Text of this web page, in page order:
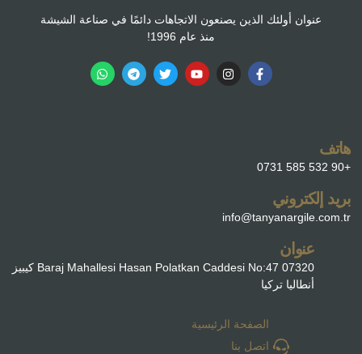
عنوان أولئك الذين يصنعون الاتجاهات دائمًا في صناعة الشيشة
منذ عام 1996!
هاتف
+90 532 585 0731
بريد إلكتروني
info@tanyanargile.com.tr
عنوان
Baraj Mahallesi Hasan Polatkan Caddesi No:47 07320 كيبيز
أنطاليا تركيا
الصفحة الرئيسية
اتصل بنا